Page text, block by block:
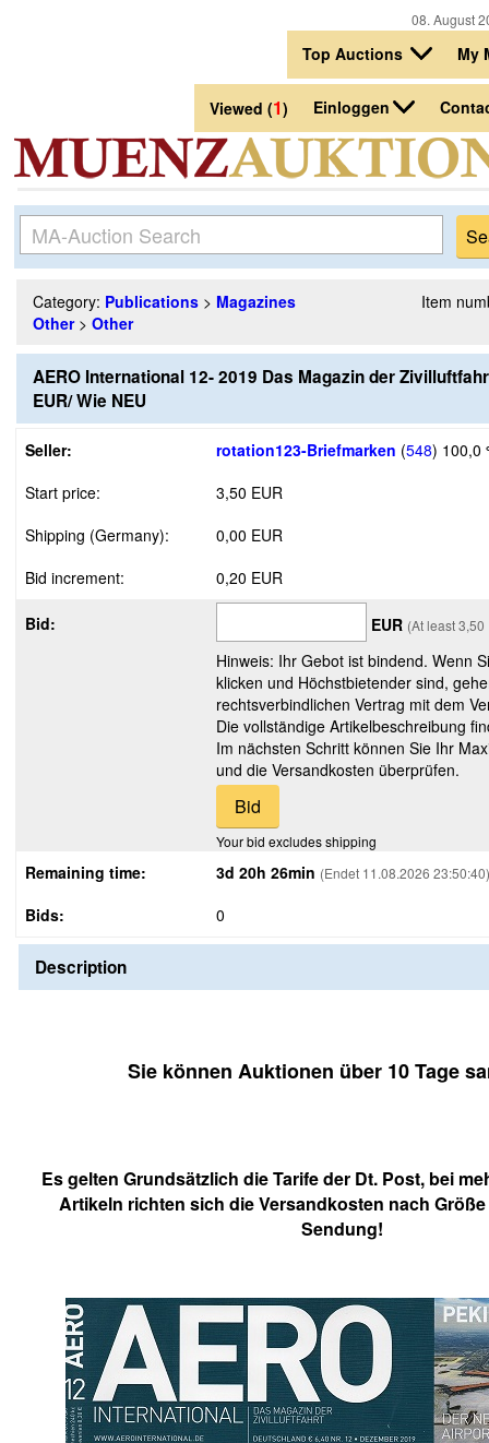
08. August
Top Auctions My
Viewed (1) Einloggen
Category: Publications > Magazines
Other> Other
Item
AERO International 12- 2019 Das Magazin der
EUR/ Wie NEU
Seller: rotation123-Briefmarken (548) 100,0
Start price:
3,50 EUR
Shipping (Germany):
0,00 EUR
Bid increment:
0,20 EUR
Bid: EUR (At least 3,50
Hinweis: Ihr Gebot ist bindend. Wenn
klicken und Höchstbietender sind,
rechtsverbindlichen Vertrag mit dem
Die vollständige Artikelbeschreibung
Im nächsten Schritt können Sie Ihr
und die Versandkosten überprüfen.
Your bid excludes shipping
Remaining time: 3d 20h 26min (Endet 11.08.2026 23:50:40)
Bids: 0
Description
Sie können Auktionen über 10 Tage
Es gelten Grundsätzlich die Tarife der Dt. Post, bei
Artikeln richten sich die Versandkosten nach
Sendung!